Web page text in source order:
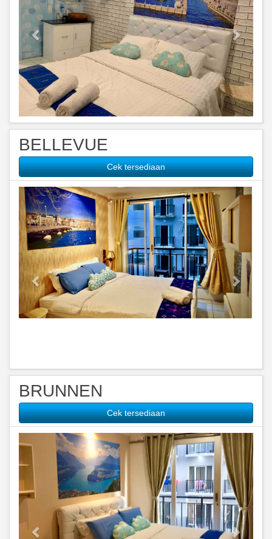
BELLEVUE
Cek tersediaan
Previous Next
BRUNNEN
Cek tersediaan
Previous Next